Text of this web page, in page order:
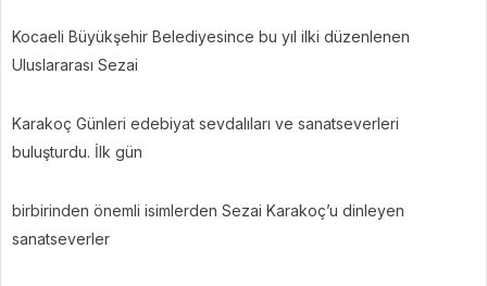
Kocaeli Büyükşehir Belediyesince bu yıl ilki düzenlenen
Uluslararası Sezai
Karakoç Günleri edebiyat sevdalıları ve sanatseverleri
buluşturdu. İlk gün
birbirinden önemli isimlerden Sezai Karakoç’u dinleyen
sanatseverler